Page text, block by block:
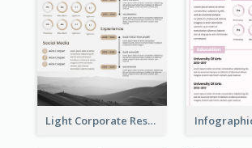
Light Corporate Resume